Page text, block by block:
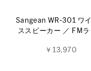
Sangean WR-301 ワ
ススピーカー ／ FMラ
￥13,970